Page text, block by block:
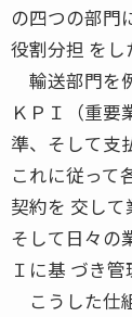
の四つの部門
役割分担 をし
輸送部門を
ＫＰＩ（重要
準、そして支
これに従って
契約を 交して
そして日々の
Ｉに基 づき管
こうした仕